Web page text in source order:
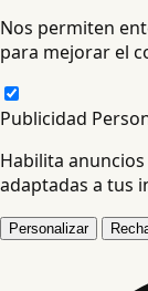
Nos permiten
para mejorar el
Publicidad
Habilita
adaptadas a tus
Personalizar